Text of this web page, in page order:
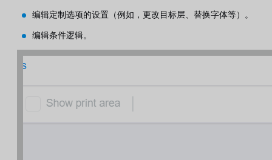
编辑定制选项的设置（例如，更改目标层、替换字体等）。
编辑条件逻辑。